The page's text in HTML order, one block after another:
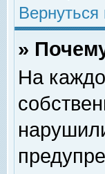
Вернуться
»
На